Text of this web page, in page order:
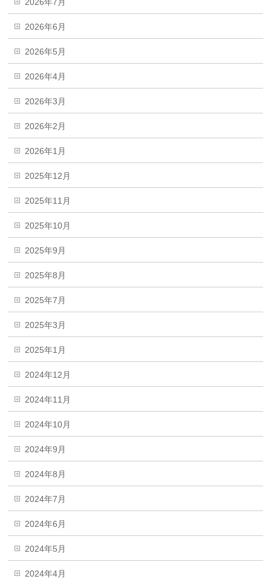
2026年6月
2026年5月
2026年4月
2026年3月
2026年2月
2026年1月
2025年12月
2025年11月
2025年10月
2025年9月
2025年8月
2025年7月
2025年3月
2025年1月
2024年12月
2024年11月
2024年10月
2024年9月
2024年8月
2024年7月
2024年6月
2024年5月
2024年4月